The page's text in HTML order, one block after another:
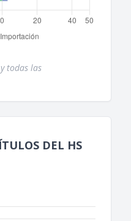
todas las
DEL HS